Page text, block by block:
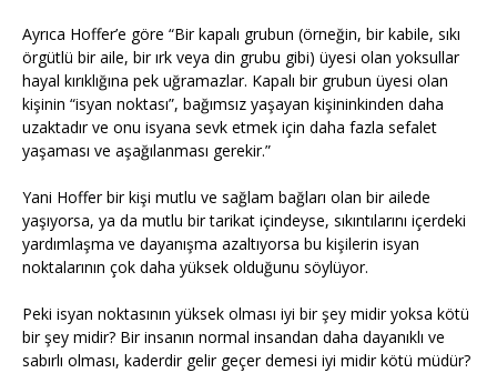
Ayrıca Hoffer’e göre “Bir kapalı grubun (örneğin, bir kabile, sıkı
örgütlü bir aile, bir ırk veya din grubu gibi) üyesi olan yoksullar
hayal kırıklığına pek uğramazlar. Kapalı bir grubun üyesi olan
kişinin “isyan noktası”, bağımsız yaşayan kişininkinden daha
uzaktadır ve onu isyana sevk etmek için daha fazla sefalet
yaşaması ve aşağılanması gerekir.”
Yani Hoffer bir kişi mutlu ve sağlam bağları olan bir ailede
yaşıyorsa, ya da mutlu bir tarikat içindeyse, sıkıntılarını içerdeki
yardımlaşma ve dayanışma azaltıyorsa bu kişilerin isyan
noktalarının çok daha yüksek olduğunu söylüyor.
Peki isyan noktasının yüksek olması iyi bir şey midir yoksa kötü
bir şey midir? Bir insanın normal insandan daha dayanıklı ve
sabırlı olması, kaderdir gelir geçer demesi iyi midir kötü müdür?